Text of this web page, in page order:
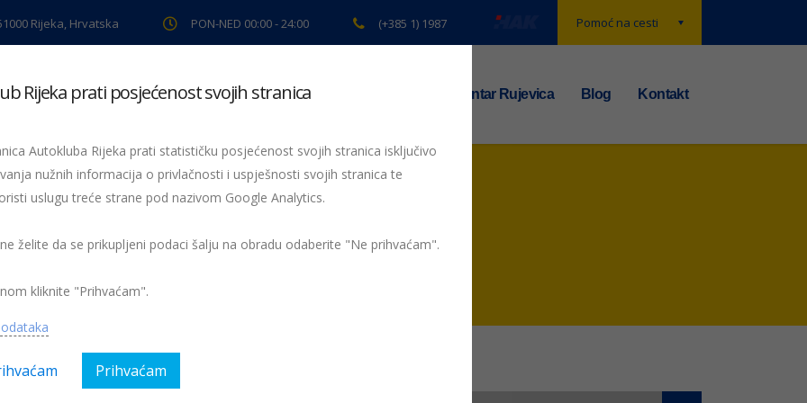
Pomoć na cesti
Rijeka, Hrvatska PON-NED 00:00 - 24:00 (+385 1) 1987
pregled Pomoć na cesti Servis Preventiva TS centar Rujevica Blog Kontakt
Vlak je uvijek brži
Rijeka prati posjećenost svojih stranica
Autokluba Rijeka prati statističku posjećenost svojih stranica isključivo
nužnih informacija o privlačnosti i uspješnosti svojih stranica te
uslugu treće strane pod nazivom Google Analytics.
želite da se prikupljeni podaci šalju na obradu odaberite "Ne prihvaćam".
kliknite "Prihvaćam".
Prihvaćam